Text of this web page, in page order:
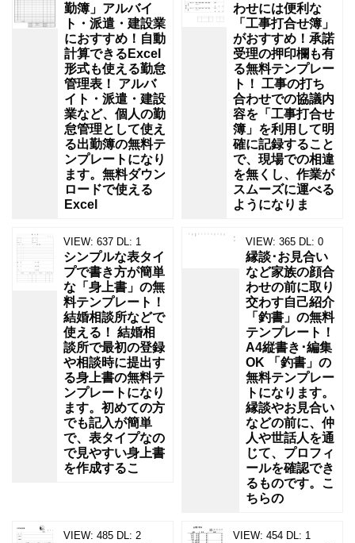
勤簿」アルバイ
ト・派遣・建設業
におすすめ！自動
計算できるExcel
形式も使える勤怠
管理表！ アルバ
イト・派遣・建設
業など、個人の勤
怠管理として使え
る出勤簿の無料テ
ンプレートになり
ます。無料ダウン
ロードで使える
Excel
わせには便利な
「工事打合せ簿」
がおすすめ！承諾
受理の押印欄も有
る無料テンプレー
ト！ 工事の打ち
合わせでの協議内
容を「工事打合せ
簿」を利用して明
確に記録すること
で、現場での相違
を無くし、作業が
スムーズに運べる
ようになりま
VIEW: 637 DL: 1
シンプルな表タイ
プで書き方が簡単
な「身上書」の無
料テンプレート！
結婚相談所などで
使える！ 結婚相
談所で最初の登録
や相談時に提出す
る身上書の無料テ
ンプレートになり
ます。初めての方
でも記入が簡単
で、表タイプなの
で見やすい身上書
を作成するこ
VIEW: 365 DL: 0
縁談･お見合い
など家族の顔合
わせの前に取り
交わす自己紹介
「釣書」の無料
テンプレート！
A4縦書き･編集
OK 「釣書」の
無料テンプレー
トになります。
縁談やお見合い
などの前に、仲
人や世話人を通
じて、プロフィ
ールを確認でき
るものです。こ
ちらの
VIEW: 485 DL: 2 VIEW: 454 DL: 1